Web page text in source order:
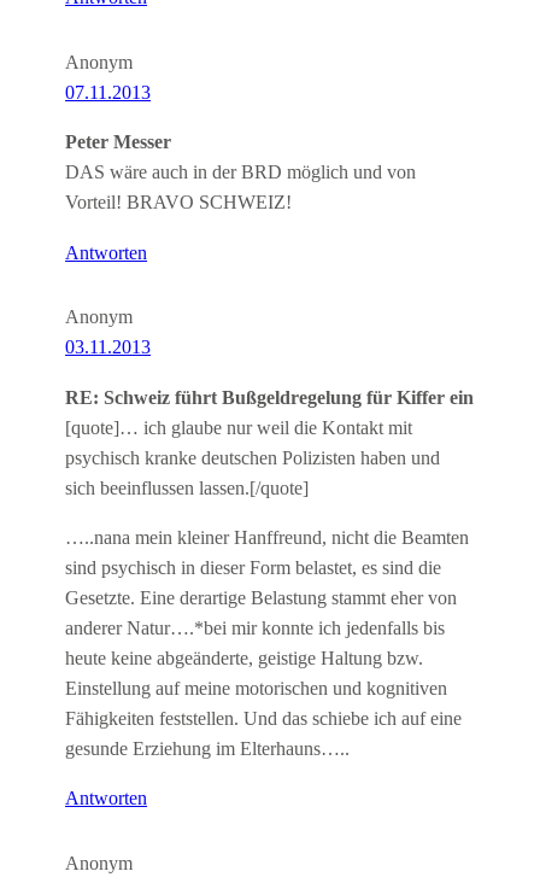
Anonym
07.11.2013
Peter Messer
DAS wäre auch in der BRD möglich und von
Vorteil! BRAVO SCHWEIZ!
Antworten
Anonym
03.11.2013
RE: Schweiz führt Bußgeldregelung für Kiffer ein
[quote]… ich glaube nur weil die Kontakt mit
psychisch kranke deutschen Polizisten haben und
sich beeinflussen lassen.[/quote]
…..nana mein kleiner Hanffreund, nicht die Beamten
sind psychisch in dieser Form belastet, es sind die
Gesetzte. Eine derartige Belastung stammt eher von
anderer Natur….*bei mir konnte ich jedenfalls bis
heute keine abgeänderte, geistige Haltung bzw.
Einstellung auf meine motorischen und kognitiven
Fähigkeiten feststellen. Und das schiebe ich auf eine
gesunde Erziehung im Elterhauns…..
Antworten
Anonym